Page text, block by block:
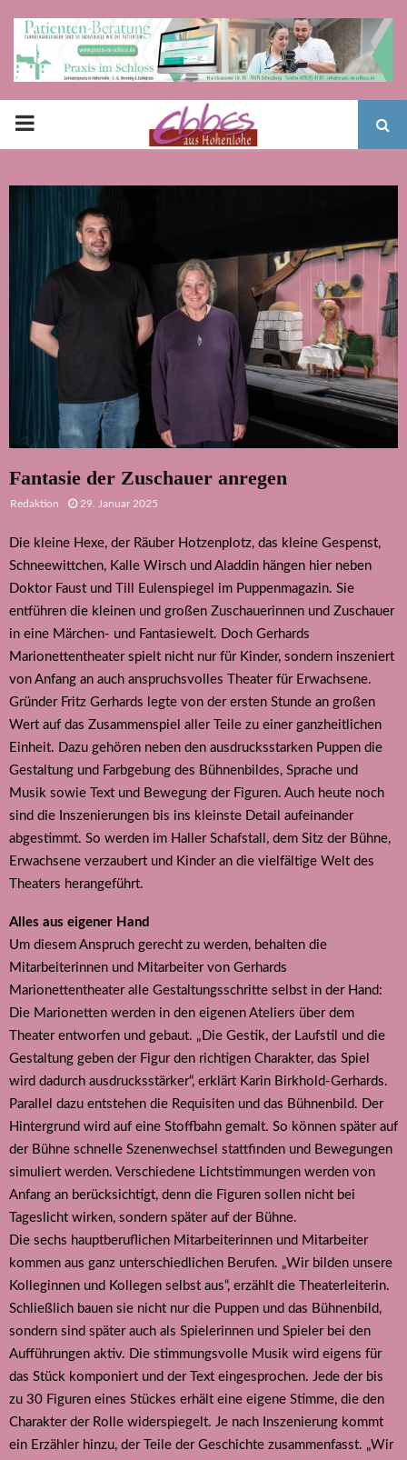
PRIMARY
Fantasie der Zuschauer anregen
Redaktion 29. Januar 2025
Die kleine Hexe, der Räuber Hotzenplotz, das kleine Gespenst,
Schneewittchen, Kalle Wirsch und Aladdin hängen hier neben
Doktor Faust und Till Eulenspiegel im Puppenmagazin. Sie
entführen die kleinen und großen Zuschauerinnen und Zuschauer
in eine Märchen- und Fantasiewelt. Doch Gerhards
Marionettentheater spielt nicht nur für Kinder, sondern inszeniert
von Anfang an auch anspruchsvolles Theater für Erwachsene.
Gründer Fritz Gerhards legte von der ersten Stunde an großen
Wert auf das Zusammenspiel aller Teile zu einer ganzheitlichen
Einheit. Dazu gehören neben den ausdrucksstarken Puppen die
Gestaltung und Farbgebung des Bühnenbildes, Sprache und
Musik sowie Text und Bewegung der Figuren. Auch heute noch
sind die Inszenierungen bis ins kleinste Detail aufeinander
abgestimmt. So werden im Haller Schafstall, dem Sitz der Bühne,
Erwachsene verzaubert und Kinder an die vielfältige Welt des
Theaters herangeführt.
Alles aus eigener Hand
Um diesem Anspruch gerecht zu werden, behalten die
Mitarbeiterinnen und Mitarbeiter von Gerhards
Marionettentheater alle Gestaltungsschritte selbst in der Hand:
Die Marionetten werden in den eigenen Ateliers über dem
Theater entworfen und gebaut. „Die Gestik, der Laufstil und die
Gestaltung geben der Figur den richtigen Charakter, das Spiel
wird dadurch ausdrucksstärker“, erklärt Karin Birkhold-Gerhards.
Parallel dazu entstehen die Requisiten und das Bühnenbild. Der
Hintergrund wird auf eine Stoffbahn gemalt. So können später auf
der Bühne schnelle Szenenwechsel stattfinden und Bewegungen
simuliert werden. Verschiedene Lichtstimmungen werden von
Anfang an berücksichtigt, denn die Figuren sollen nicht bei
Tageslicht wirken, sondern später auf der Bühne.
Die sechs hauptberuflichen Mitarbeiterinnen und Mitarbeiter
kommen aus ganz unterschiedlichen Berufen. „Wir bilden unsere
Kolleginnen und Kollegen selbst aus“, erzählt die Theaterleiterin.
Schließlich bauen sie nicht nur die Puppen und das Bühnenbild,
sondern sind später auch als Spielerinnen und Spieler bei den
Aufführungen aktiv. Die stimmungsvolle Musik wird eigens für
das Stück komponiert und der Text eingesprochen. Jede der bis
zu 30 Figuren eines Stückes erhält eine eigene Stimme, die den
Charakter der Rolle widerspiegelt. Je nach Inszenierung kommt
ein Erzähler hinzu, der Teile der Geschichte zusammenfasst. „Wir